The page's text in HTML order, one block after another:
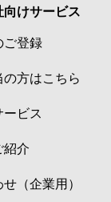
けサービス
ご登録
方はこちら
ビス
紹介
（企業用）